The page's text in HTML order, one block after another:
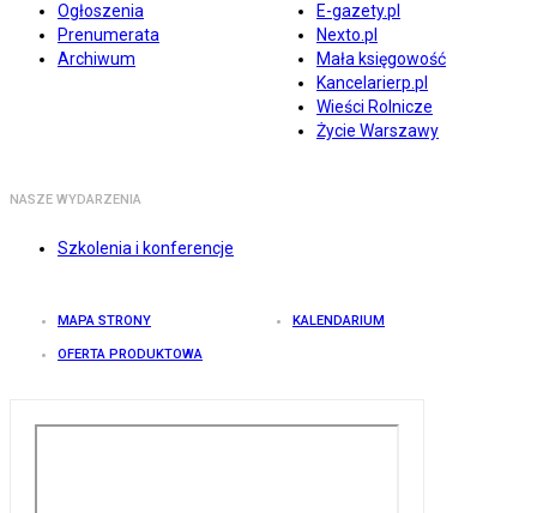
Ogłoszenia
Prenumerata
Archiwum
E-gazety.pl
Nexto.pl
Mała księgowość
Kancelarierp.pl
Wieści Rolnicze
Życie Warszawy
NASZE WYDARZENIA
Szkolenia i konferencje
MAPA STRONY KALENDARIUM
OFERTA PRODUKTOWA